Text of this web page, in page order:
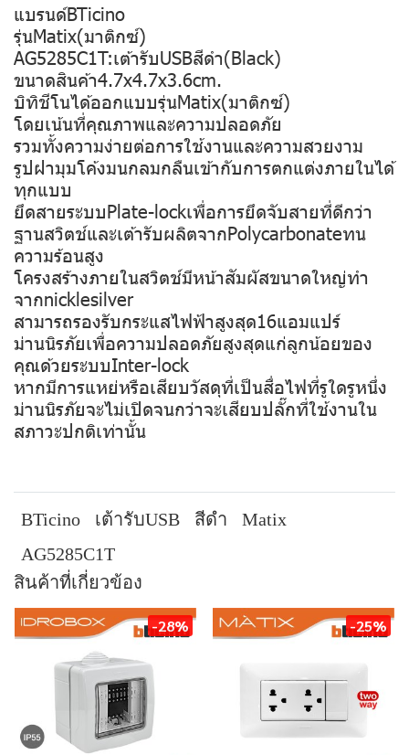
แบรนด์BTicino
รุ่นMatix(มาติกซ์)
AG5285C1T:เต้ารับUSBสีดำ(Black)
ขนาดสินค้า4.7x4.7x3.6cm.
บิทิชีโนได้ออกแบบรุ่นMatix(มาติกซ์)
โดยเน้นที่คุณภาพและความปลอดภัย
รวมทั้งความง่ายต่อการใช้งานและความสวยงาม
รูปฝามุมโค้งมนกลมกลืนเข้ากับการตกแต่งภายในได้
ทุกแบบ
ยึดสายระบบPlate-lockเพื่อการยึดจับสายที่ดีกว่า
ฐานสวิตช์และเต้ารับผลิตจากPolycarbonateทน
ความร้อนสูง
โครงสร้างภายในสวิตช์มีหน้าสัมผัสขนาดใหญ่ทำ
จากnicklesilver
สามารถรองรับกระแสไฟฟ้าสูงสุด16แอมแปร์
ม่านนิรภัยเพื่อความปลอดภัยสูงสุดแก่ลูกน้อยของ
คุณด้วยระบบInter-lock
หากมีการแหย่หรือเสียบวัสดุที่เป็นสื่อไฟที่รูใดรูหนึ่ง
ม่านนิรภัยจะไม่เปิดจนกว่าจะเสียบปลั๊กที่ใช้งานใน
สภาวะปกติเท่านั้น
BTicino เต้ารับUSB สีดำ
Matix
AG5285C1T
สินค้าที่เกี่ยวข้อง
-28% -25%